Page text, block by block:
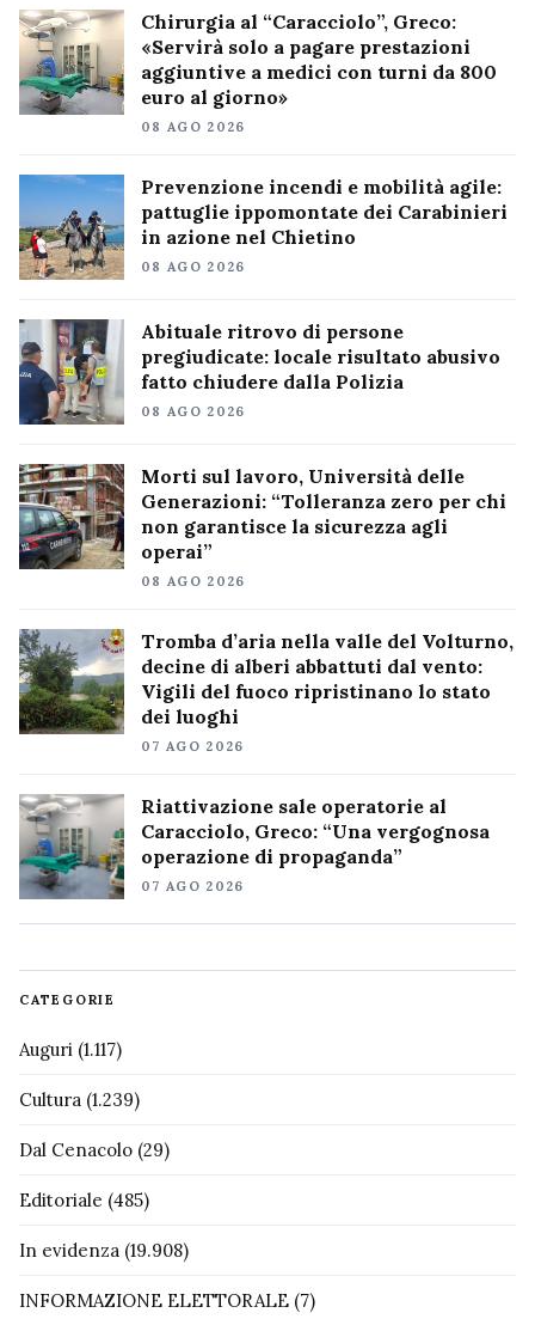
Chirurgia al “Caracciolo”, Greco:
«Servirà solo a pagare prestazioni
aggiuntive a medici con turni da 800
euro al giorno»
08 AGO 2026
Prevenzione incendi e mobilità agile:
pattuglie ippomontate dei Carabinieri
in azione nel Chietino
08 AGO 2026
Abituale ritrovo di persone
pregiudicate: locale risultato abusivo
fatto chiudere dalla Polizia
08 AGO 2026
Morti sul lavoro, Università delle
Generazioni: “Tolleranza zero per chi
non garantisce la sicurezza agli
operai”
08 AGO 2026
Tromba d’aria nella valle del Volturno,
decine di alberi abbattuti dal vento:
Vigili del fuoco ripristinano lo stato
dei luoghi
07 AGO 2026
Riattivazione sale operatorie al
Caracciolo, Greco: “Una vergognosa
operazione di propaganda”
07 AGO 2026
CATEGORIE
Auguri (1.117)
Cultura (1.239)
Dal Cenacolo (29)
Editoriale (485)
In evidenza (19.908)
INFORMAZIONE ELETTORALE (7)